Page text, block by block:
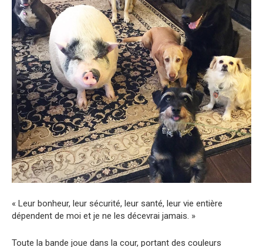
« Leur bonheur, leur sécurité, leur santé, leur vie entière
dépendent de moi et je ne les décevrai jamais. »
Toute la bande joue dans la cour, portant des couleurs